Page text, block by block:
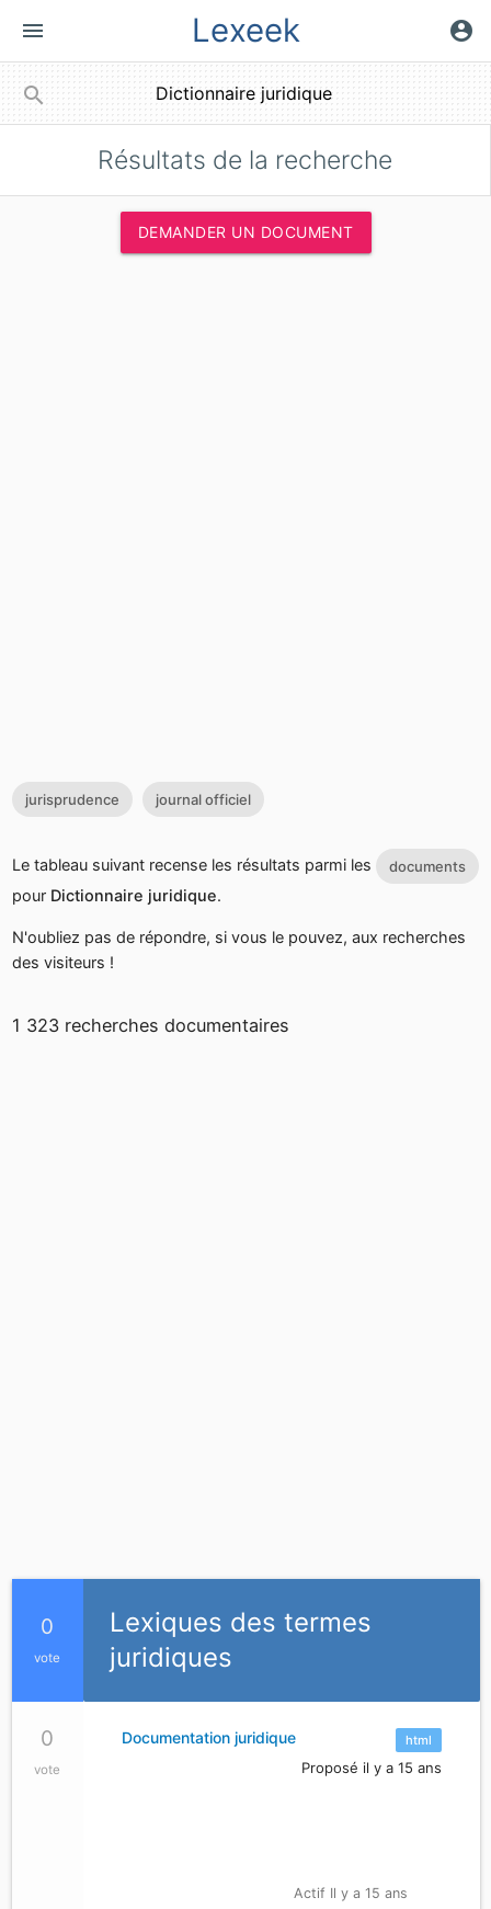
menu Lexeek account_circle
search
Résultats de la recherche
DEMANDER UN DOCUMENT
jurisprudence journal officiel
Le tableau suivant recense les résultats parmi les documents
pour Dictionnaire juridique.
N'oubliez pas de répondre, si vous le pouvez, aux recherches
des visiteurs !
1 323 recherches documentaires
0
vote
Lexiques des termes
juridiques
0
vote
html
Documentation juridique
Proposé il y a 15 ans
Actif Il y a 15 ans